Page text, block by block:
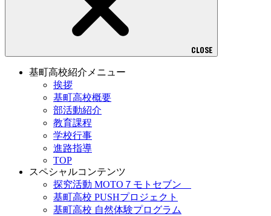
CLOSE
基町高校紹介メニュー
挨拶
基町高校概要
部活動紹介
教育課程
学校行事
進路指導
TOP
スペシャルコンテンツ
探究活動 MOTO７モトセブン
基町高校 PUSHプロジェクト
基町高校 自然体験プログラム